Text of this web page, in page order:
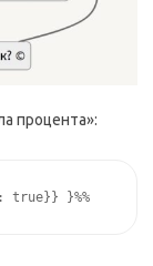
процента»:
}%%